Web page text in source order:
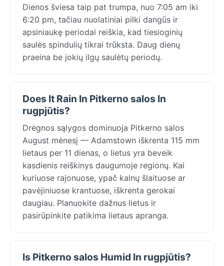
Dienos šviesa taip pat trumpa, nuo 7:05 am iki
6:20 pm, tačiau nuolatiniai pilki dangūs ir
apsiniaukę periodai reiškia, kad tiesioginių
saulės spindulių tikrai trūksta. Daug dienų
praeina be jokių ilgų saulėtų periodų.
Does It Rain In Pitkerno salos In
rugpjūtis?
Drėgnos sąlygos dominuoja Pitkerno salos
August mėnesį — Adamstown iškrenta 115 mm
lietaus per 11 dienas, o lietus yra beveik
kasdienis reiškinys daugumoje regionų. Kai
kuriuose rajonuose, ypač kalnų šlaituose ar
pavėjiniuose krantuose, iškrenta gerokai
daugiau. Planuokite dažnus lietus ir
pasirūpinkite patikima lietaus apranga.
Is Pitkerno salos Humid In rugpjūtis?